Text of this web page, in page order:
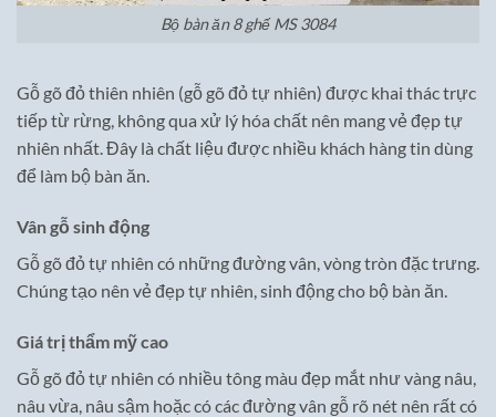
Bộ bàn ăn 8 ghế MS 3084
Gỗ gõ đỏ thiên nhiên (gỗ gõ đỏ tự nhiên) được khai thác trực
tiếp từ rừng, không qua xử lý hóa chất nên mang vẻ đẹp tự
nhiên nhất. Đây là chất liệu được nhiều khách hàng tin dùng
để làm bộ bàn ăn.
Vân gỗ sinh động
Gỗ gõ đỏ tự nhiên có những đường vân, vòng tròn đặc trưng.
Chúng tạo nên vẻ đẹp tự nhiên, sinh động cho bộ bàn ăn.
Giá trị thẩm mỹ cao
Gỗ gõ đỏ tự nhiên có nhiều tông màu đẹp mắt như vàng nâu,
nâu vừa, nâu sậm hoặc có các đường vân gỗ rõ nét nên rất có